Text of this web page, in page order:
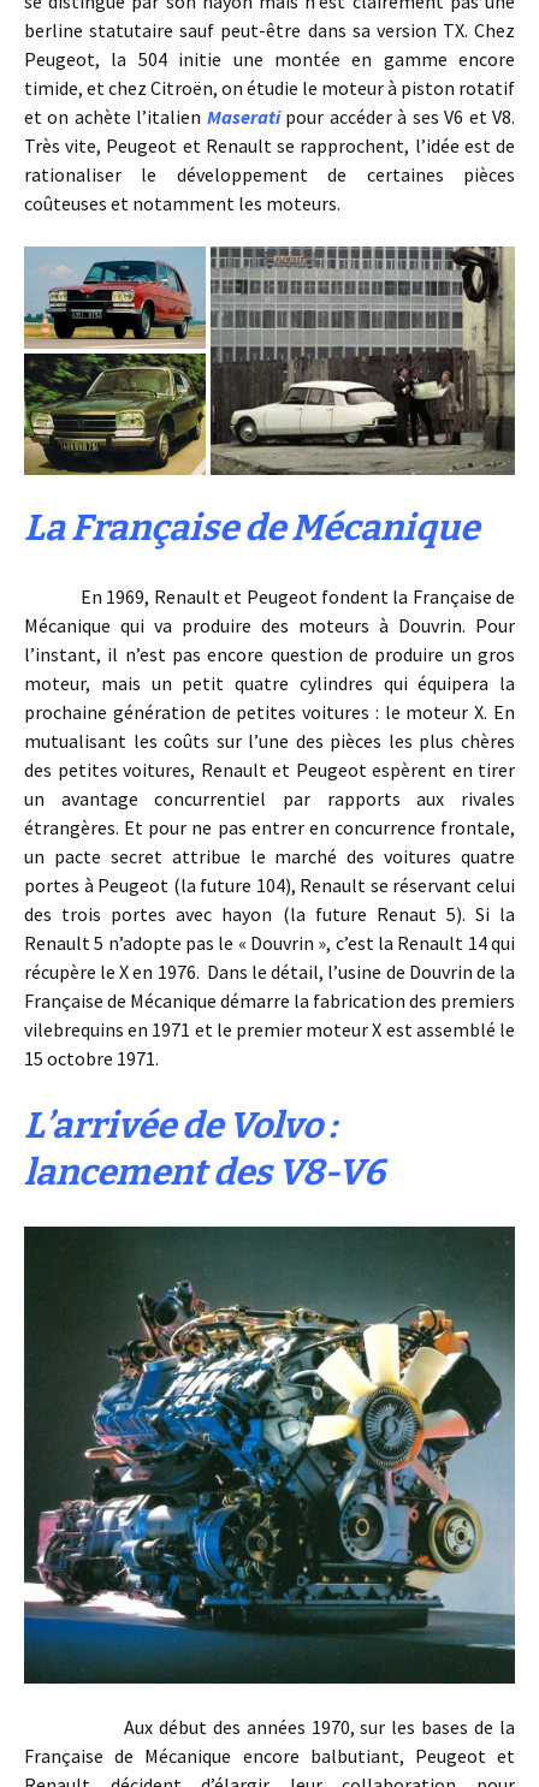
berline statutaire sauf peut-être dans sa version TX. Chez
Peugeot, la 504 initie une montée en gamme encore
timide, et chez Citroën, on étudie le moteur à piston rotatif
et on achète l’italien Maseratipour accéder à ses V6 et V8.
Très vite, Peugeot et Renault se rapprochent, l’idée est de
rationaliser le développement de certaines pièces
coûteuses et notamment les moteurs.
La Française de Mécanique
En 1969, Renault et Peugeot fondent la Française de
Mécanique qui va produire des moteurs à Douvrin. Pour
l’instant, il n’est pas encore question de produire un gros
moteur, mais un petit quatre cylindres qui équipera la
prochaine génération de petites voitures : le moteur X. En
mutualisant les coûts sur l’une des pièces les plus chères
des petites voitures, Renault et Peugeot espèrent en tirer
un avantage concurrentiel par rapports aux rivales
étrangères. Et pour ne pas entrer en concurrence frontale,
un pacte secret attribue le marché des voitures quatre
portes à Peugeot (la future 104), Renault se réservant celui
des trois portes avec hayon (la future Renaut 5). Si la
Renault 5 n’adopte pas le « Douvrin », c’est la Renault 14 qui
récupère le X en 1976. Dans le détail, l’usine de Douvrin de la
Française de Mécanique démarre la fabrication des premiers
vilebrequins en 1971 et le premier moteur X est assemblé le
15 octobre 1971.
L’arrivée de Volvo :
lancement des V8-V6
Aux début des années 1970, sur les bases de la
Française de Mécanique encore balbutiant, Peugeot et